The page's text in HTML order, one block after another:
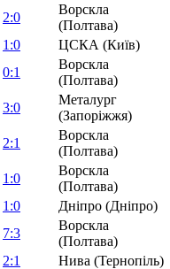
2:0
Ворскла
(Полтава)
1:0
ЦСКА (Київ)
0:1
Ворскла
(Полтава)
3:0
Металург
(Запоріжжя)
2:1
Ворскла
(Полтава)
1:0
Ворскла
(Полтава)
1:0
Дніпро (Дніпро)
7:3
Ворскла
(Полтава)
2:1
Нива (Тернопіль)